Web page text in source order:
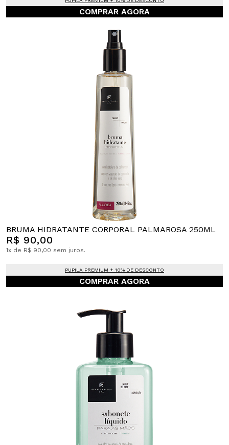
COMPRAR AGORA
BRUMA HIDRATANTE CORPORAL PALMAROSA 250ML
R$ 90,00
1x de R$ 90,00 sem juros.
PUPILA PREMIUM + 10% DE DESCONTO
COMPRAR AGORA